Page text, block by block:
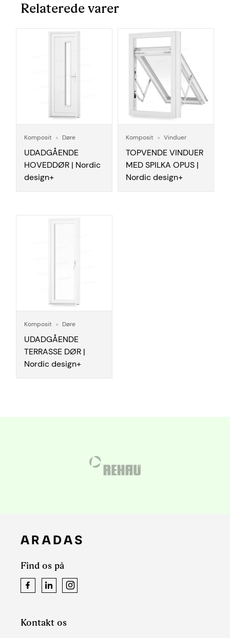
Relaterede varer
Komposit Døre
UDADGÅENDE
HOVEDDØR | Nordic
design+
Komposit Vinduer
TOPVENDE VINDUER
MED SPILKA OPUS |
Nordic design+
Komposit Døre
UDADGÅENDE
TERRASSE DØR |
Nordic design+
Find os på
FacebookLinkedInInstagram
Kontakt os